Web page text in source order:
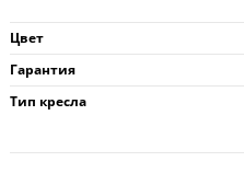
Цвет
Гарантия
Тип кресла